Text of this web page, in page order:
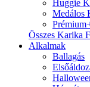
Huggie
Medálos
Összes Karika
Alkalmak
Ballagás